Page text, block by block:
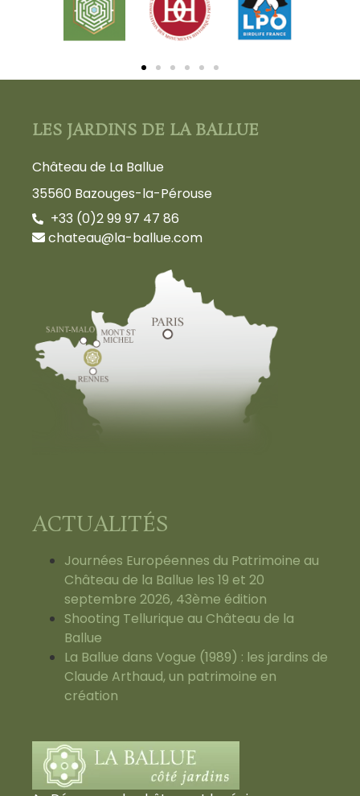
LES JARDINS DE LA BALLUE
Château de La Ballue
35560 Bazouges-la-Pérouse
+33 (0)2 99 97 47 86
chateau@la-ballue.com
ACTUALITÉS
Journées Européennes du Patrimoine au
Château de la Ballue les 19 et 20
septembre 2026, 43ème édition
Shooting Tellurique au Château de la
Ballue
La Ballue dans Vogue (1989) : les jardins de
Claude Arthaud, un patrimoine en
création